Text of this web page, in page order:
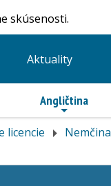
skúsenosti.
Aktuality
Angličtina
licencie Nemčina